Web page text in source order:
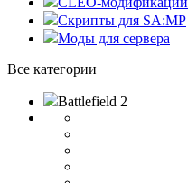
Скрипты для SA:MP
Моды для сервера
Все категории
Battlefield 2